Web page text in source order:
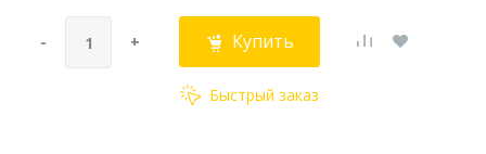
- + Купить
Быстрый заказ